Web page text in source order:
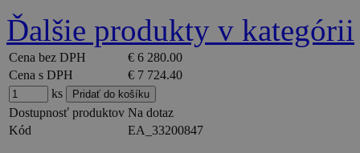
Ďalšie produkty v kategórii
Cena bez DPH
€ 6 280.00
Cena s DPH
€ 7 724.40
ks
Dostupnosť produktov Na dotaz
Kód
EA_33200847